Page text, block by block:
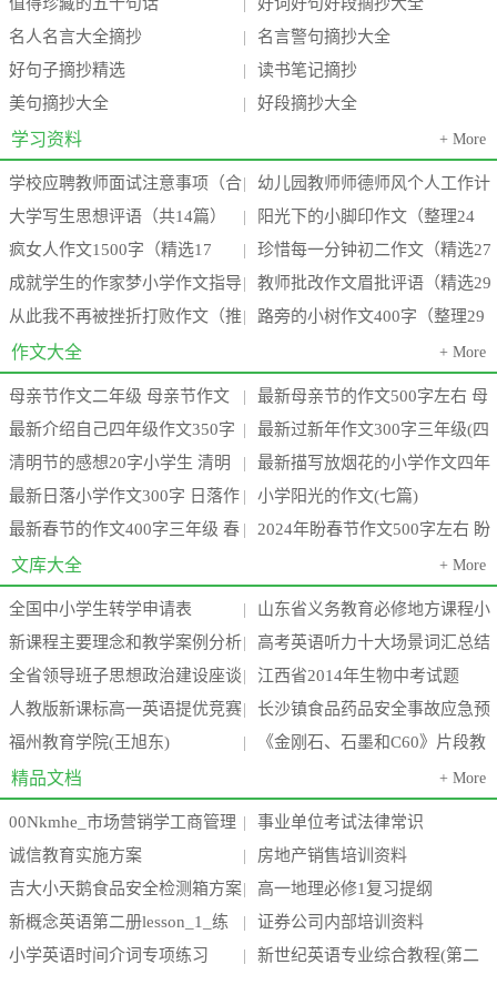
名人名言大全摘抄
名言警句摘抄大全
好句子摘抄精选
读书笔记摘抄
美句摘抄大全
好段摘抄大全
学习资料 + More
学校应聘教师面试注意事项（合
3篇）(学校教师面试一般会问什
幼儿园教师师德师风个人工作计
划（推荐18篇）(幼儿园教师师德
师
大学写生思想评语（共14篇）
学生校内写生心得体会2000字)
阳光下的小脚印作文（整理24
篇）(阳光下的小脚丫)
疯女人作文1500字（精选17
）(疯女人有多可怕)
珍惜每一分钟初二作文（精选27
篇）(珍惜每一分每一秒的这句话
要
成就学生的作家梦小学作文指导
通用15篇）(成功作家的例子)
教师批改作文眉批评语（精选29
篇）(小学教师批改作文)
从此我不再被挫折打败作文（推
13篇）(题目:从此,我不再____)
路旁的小树作文400字（整理29
篇）(路边的小树作文三百字左右)
作文大全 + More
母亲节作文二年级 母亲节作文
字(3篇)
最新母亲节的作文500字左右 母
亲节的作文100字三年级(四篇)
最新介绍自己四年级作文350字
绍自己四年级作文450字(七篇)
最新过新年作文300字三年级(四
篇)
清明节的感想20字小学生 清明
感想作文300字(3篇)
最新描写放烟花的小学作文四年
级(九篇)
最新日落小学作文300字 日落作
400字(4篇)
小学阳光的作文(七篇)
最新春节的作文400字三年级 春
的作文400字左右六年级(3篇)
2024年盼春节作文500字左右 盼
文库大全 + More
全国中小学生转学申请表
山东省义务教育必修地方课程小
学三年级上册《环境教育》教案
全
新课程主要理念和教学案例分析
编(24个案例)
高考英语听力十大场景词汇总结
全省领导班子思想政治建设座谈
会议精神传达提纲
江西省2014年生物中考试题
人教版新课标高一英语提优竞赛
题 下学期
长沙镇食品药品安全事故应急预
福州教育学院(王旭东)
《金刚石、石墨和C60》片段教
精品文档 + More
00Nkmhe_市场营销学工商管理
电子商务_酒店_旅游管理专业毕
论
事业单位考试法律常识
诚信教育实施方案
房地产销售培训资料
吉大小天鹅食品安全检测箱方案
中低三档)新
高一地理必修1复习提纲
新概念英语第二册lesson_1_练
题
证券公司内部培训资料
小学英语时间介词专项练习
新世纪英语专业综合教程(第二